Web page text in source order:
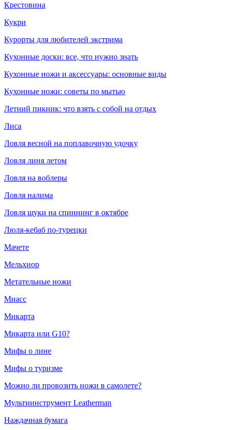
Крестовина
Кукри
Курорты для любителей экстрима
Кухонные доски: все, что нужно знать
Кухонные ножи и аксессуары: основные виды
Кухонные ножи: советы по мытью
Летний пикник: что взять с собой на отдых
Лиса
Ловля весной на поплавочную удочку
Ловля линя летом
Ловля на воблеры
Ловля налима
Ловля щуки на спиннинг в октябре
Люля-кебаб по-турецки
Мачете
Мельхиор
Метательные ножи
Миасс
Микарта
Микарта или G10?
Мифы о лине
Мифы о туризме
Можно ли провозить ножи в самолете?
Мультиинструмент Leatherman
Наждачная бумага